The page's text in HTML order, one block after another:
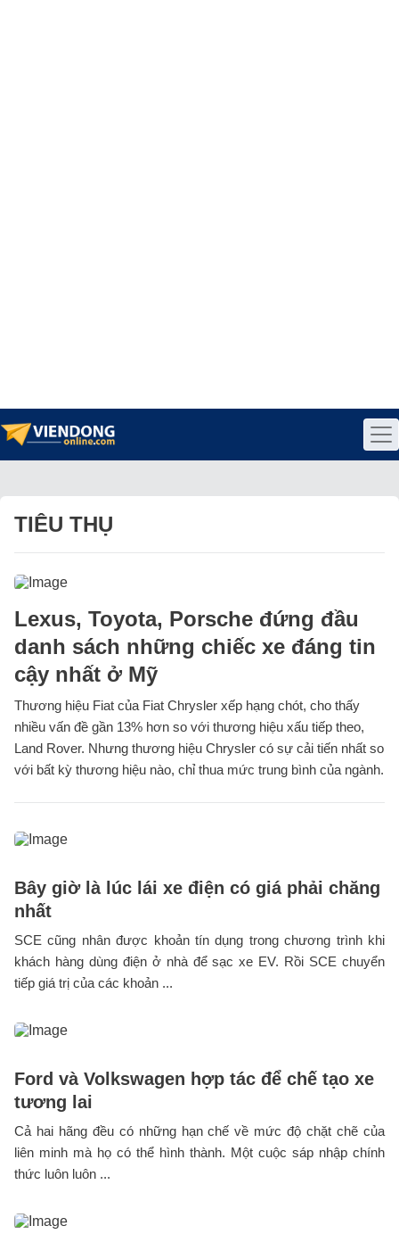
TIÊU THỤ
Lexus, Toyota, Porsche đứng đầu
danh sách những chiếc xe đáng tin
cậy nhất ở Mỹ
Thương hiệu Fiat của Fiat Chrysler xếp hạng chót, cho thấy
nhiều vấn đề gần 13% hơn so với thương hiệu xấu tiếp theo,
Land Rover. Nhưng thương hiệu Chrysler có sự cải tiến nhất so
với bất kỳ thương hiệu nào, chỉ thua mức trung bình của ngành.
Bây giờ là lúc lái xe điện có giá phải chăng
nhất
SCE cũng nhân được khoản tín dụng trong chương trình khi
khách hàng dùng điện ở nhà để sạc xe EV. Rồi SCE chuyển
tiếp giá trị của các khoản ...
Ford và Volkswagen hợp tác để chế tạo xe
tương lai
Cả hai hãng đều có những hạn chế về mức độ chặt chẽ của
liên minh mà họ có thể hình thành. Một cuộc sáp nhập chính
thức luôn luôn ...